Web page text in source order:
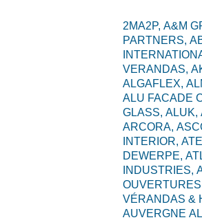
2MA2P, A&M
PARTNERS,
VERANDAS,
ALGAFLEX,
ALU FACADE
GLASS, ALUK,
ARCORA,
INTERIOR,
DEWERPE,
INDUSTRIES,
VÉRANDAS &
AUVERGNE